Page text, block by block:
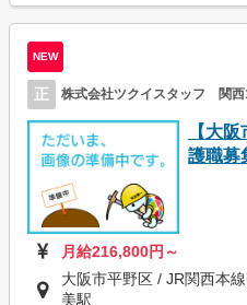
NEW
正 株式会社ツクイスタッフ 関西
【大
護職募
月給216,800円～
大阪市平野区 / JR関西本
美駅